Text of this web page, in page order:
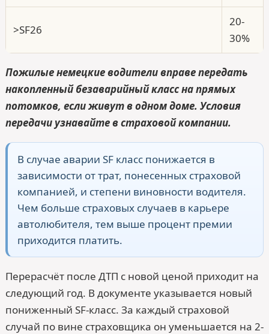
>SF26
20-
30%
Пожилые немецкие водители вправе передать
накопленный безаварийный класс на прямых
потомков, если живут в одном доме. Условия
передачи узнавайте в страховой компании.
В случае аварии SF класс понижается в
зависимости от трат, понесенных страховой
компанией, и степени виновности водителя.
Чем больше страховых случаев в карьере
автолюбителя, тем выше процент премии
приходится платить.
Перерасчёт после ДТП с новой ценой приходит на
следующий год. В документе указывается новый
пониженный SF-класс. За каждый страховой
случай по вине страховщика он уменьшается на 2-